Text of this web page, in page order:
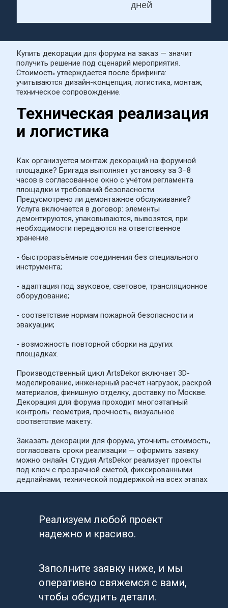
дней
Купить декорации для форума на заказ — значит
получить решение под сценарий мероприятия.
Стоимость утверждается после брифинга:
учитываются дизайн-концепция, логистика, монтаж,
техническое сопровождение.
Техническая реализация
и логистика
Как организуется монтаж декораций на форумной
площадке? Бригада выполняет установку за 3–8
часов в согласованное окно с учётом регламента
площадки и требований безопасности.
Предусмотрено ли демонтажное обслуживание?
Услуга включается в договор: элементы
демонтируются, упаковываются, вывозятся, при
необходимости передаются на ответственное
хранение.
- быстроразъёмные соединения без специального
инструмента;
- адаптация под звуковое, световое, трансляционное
оборудование;
- соответствие нормам пожарной безопасности и
эвакуации;
- возможность повторной сборки на других
площадках.
Производственный цикл ArtsDekor включает 3D-
моделирование, инженерный расчёт нагрузок, раскрой
материалов, финишную отделку, доставку по Москве.
Декорация для форума проходит многоэтапный
контроль: геометрия, прочность, визуальное
соответствие макету.
Заказать декорации для форума, уточнить стоимость,
согласовать сроки реализации — оформить заявку
можно онлайн. Студия ArtsDekor реализует проекты
под ключ с прозрачной сметой, фиксированными
дедлайнами, технической поддержкой на всех этапах.
Заполните заявку ниже, и мы
оперативно свяжемся с вами,
чтобы обсудить детали.
Реализуем любой проект
надежно и красиво.